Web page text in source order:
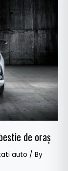
de oraș
auto / By